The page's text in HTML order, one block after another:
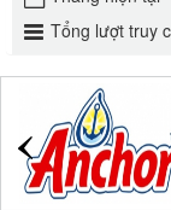
Tổng lượt truy